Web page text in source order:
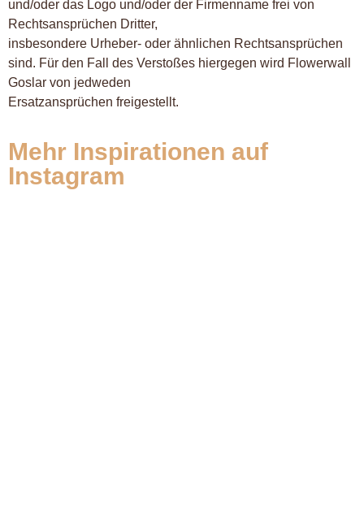
und/oder das Logo und/oder der Firmenname frei von
Rechtsansprüchen Dritter,
insbesondere Urheber- oder ähnlichen Rechtsansprüchen
sind. Für den Fall des Verstoßes hiergegen wird Flowerwall
Goslar von jedweden
Ersatzansprüchen freigestellt.
Mehr Inspirationen auf
Instagram